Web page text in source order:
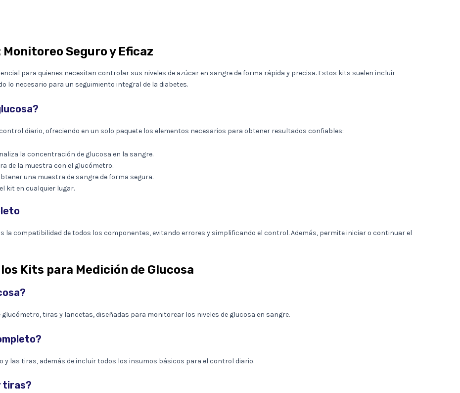
Seguro y Eficaz
para quienes necesitan controlar sus niveles de azúcar en sangre de forma rápida y precisa. Estos kits suelen incluir
lo necesario para un seguimiento integral de la diabetes.
diario, ofreciendo en un solo paquete los elementos necesarios para obtener resultados confiables:
la concentración de glucosa en la sangre.
de la muestra con el glucómetro.
una muestra de sangre de forma segura.
kit en cualquier lugar.
la compatibilidad de todos los componentes, evitando errores y simplificando el control. Además, permite iniciar o continuar el
Kits para Medición de Glucosa
tiras y lancetas, diseñadas para monitorear los niveles de glucosa en sangre.
y las tiras, además de incluir todos los insumos básicos para el control diario.
tiras?